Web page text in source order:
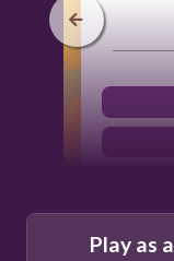
Play as a